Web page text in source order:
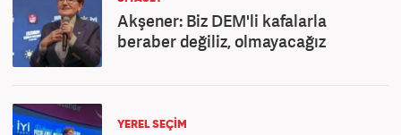
Akşener: Biz DEM'li kafalarla
beraber değiliz, olmayacağız
YEREL SEÇİM